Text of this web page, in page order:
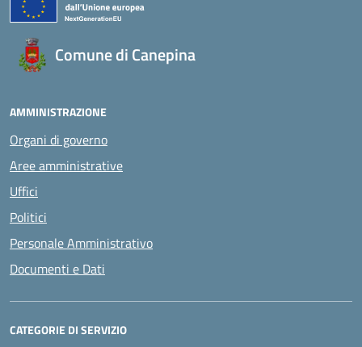
Comune di Canepina
AMMINISTRAZIONE
Organi di governo
Aree amministrative
Uffici
Politici
Personale Amministrativo
Documenti e Dati
CATEGORIE DI SERVIZIO